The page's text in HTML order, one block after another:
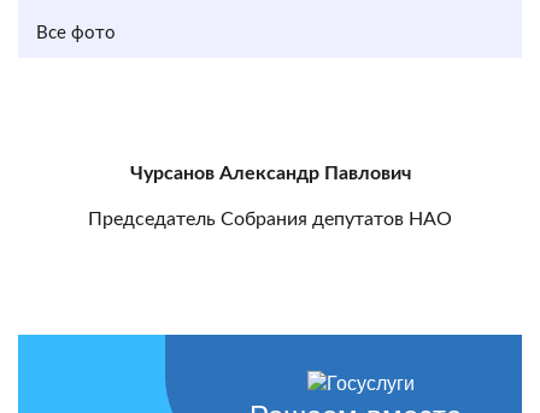
Все фото
Чурсанов Александр Павлович
Председатель Собрания депутатов НАО